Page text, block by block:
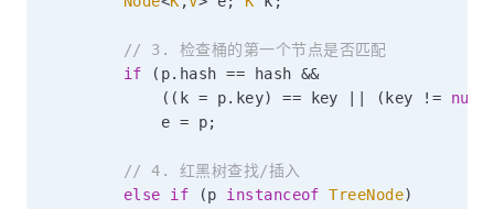
// 3. 检查桶的第一个节点是否匹配
if
( p. hash == hash &&
( ( k = p. key) == key ( key !=
null
            e
= p;
// 4. 红黑树查找/插入
else
if (p instanceof TreeNode)